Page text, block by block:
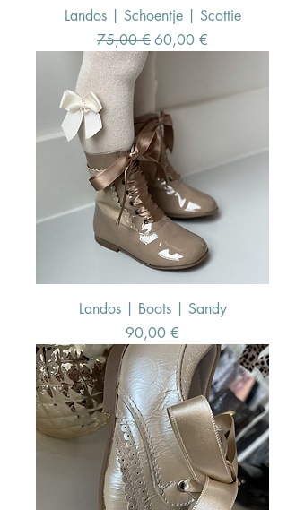
Landos | Schoentje | Scottie
Standardpreis
75,00 €Sale-Preis
60,00 €
Landos | Boots | Sandy
Preis
90,00 €